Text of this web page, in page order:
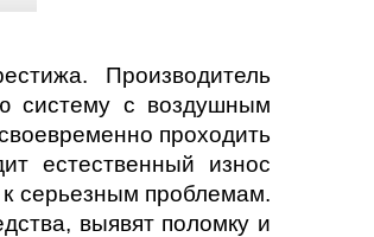
Производитель
систему с воздушным
проходить
естественный износ
серьезным проблемам.
выявят поломку и